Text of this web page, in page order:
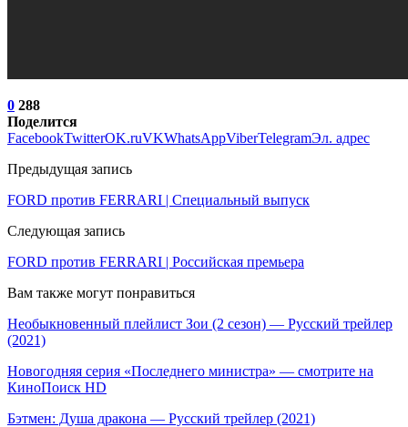
0 288
Поделится
FacebookTwitterOK.ruVKWhatsAppViberTelegramЭл. адрес
Предыдущая запись
FORD против FERRARI | Специальный выпуск
Следующая запись
FORD против FERRARI | Российская премьера
Вам также могут понравиться
Необыкновенный плейлист Зои (2 сезон) — Русский трейлер
(2021)
Новогодняя серия «Последнего министра» — смотрите на
КиноПоиск HD
Бэтмен: Душа дракона — Русский трейлер (2021)